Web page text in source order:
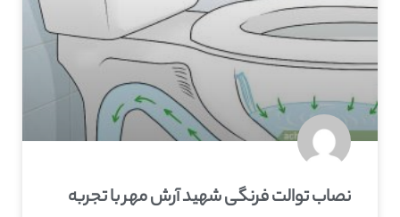
نصاب توالت فرنگی شهيد آرش مهر با تجربه